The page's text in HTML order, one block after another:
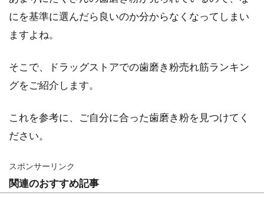
にを基準に選んだら良いのか分からなくなってしまい
ますよね。
そこで、ドラッグストアでの歯磨き粉売れ筋ランキン
グをご紹介します。
これを参考に、ご自分に合った歯磨き粉を見つけてく
ださい。
スポンサーリンク
関連のおすすめ記事